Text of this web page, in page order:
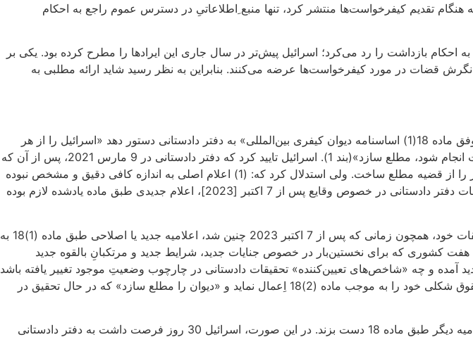
هنگام تقدیم کیفرخواست‌ها منتشر کرد، تنها منبع ِاطلاعاتیِ در دسترس عموم راجع به احکام
بازداشت را رد می‌کرد؛ اسرائیل پیش‌تر در سال جاری این ایراد‌ها را مطرح کرده بود. یکی بر
را از نحوه نگرش قضات در مورد کیفرخواست‌ها عرضه می‌کنند. بنابراین به نظر رسید شاید ارائه مطلبی به
در ایراد نخست که در 20 سپتامبر [2024] مطرح شد، اسرائیل از شعبه مقدماتی درخواست نمود که «وفق ماده 18(1) اساسنامه دیوان کیفری بین‌المللی» به دفتر دادستانی دستور دهد «اسرائیل را از هر
گونه تحقیقی که راجع به رویدادهای غزه و پیرامون آن از 7 اکتبر 2023 به این سو در جریان یا قرار است انجام شود، مطلع سازد»(بند 1). اسرائیل تایید کرد که دفتر دادستانی در 9 مارس 2021، پس از آن که
«فاتو بنسودا» [دادستان وقت دیوان] تحقیقات مربوط به فلسطین را آغاز نمود، طبق ماده 18، این کشور را از قضیه مطلع ساخت. ولی استدلال کرد که: (1) اعلام اصلی به اندازه کافی دقیق و مشخص نبوده
است(بند 9) و (2) حتی اگر اعلام مذکور به اندازه کافی مشخص و دقیق هم بوده باشد، به واسطه تحقیقات دفتر دادستانی در خصوص وقایع پس از 7 اکتبر [2023]، اعلام جدیدی طبق ماده یادشده لازم بوده
«از دادستانی خواسته شده است تا هنگام تغییر «شاخص‌های تعیین‌کننده»(defining parameters) تحقیقات خود، همچون زمانی که پس از 7 اکتبر 2023 چنین شد، اعلامیه جدید یا اصلاحی طبق ماده (1)18 به
7 اکتبر 2023 در دو ارجاعِ جدید انجام‌شده توسط هفت کشوری که برای نخستین‌بار در خصوص جنایات جدید، شرایط جدید و مرتکبانِ بالقوه جدید
آمده و چه «شاخص‌های تعیین‌کننده» تحقیقات دادستانی در چارچوب وضعیتِ موجود تغییر یافته باشد
یا خیر، نتیجه یکسان است: باید اعلامیه جدید طبق ماده (1)18 به اسرائیل داده شود تا این کشور بتواند حقوق شکلی خود را به موجب ماده (2)18 اِعمال نماید و «دیوان را مطلع سازد» که در حال تحقیق در
اگر شعبه مقدماتی با هر یک از این استدلال‌ها موافقت می‌کرد، لازم می‌شد دفتر دادستانی به صدور اعلامیه دیگر طبق ماده 18 دست بزند. در این صورت، اسرائیل 30 روز فرصت داشت به دفتر دادستانی